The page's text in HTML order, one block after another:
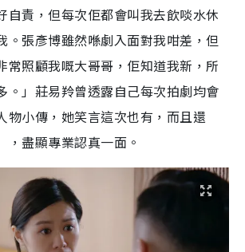
自責，但每次佢都會叫我去飲啖水休
。張彥博雖然喺劇入面對我咁差，但
常照顧我嘅大哥哥，佢知道我新，所
。」莊易羚曾透露自己每次拍劇均會
物小傳，她笑言這次也有，而且還
，盡顯專業認真一面。